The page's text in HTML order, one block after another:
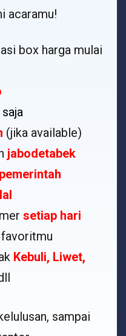
acaramu!
box harga mulai
saja
(jika available)
jabodetabek
setiap hari
favoritmu
Kebuli, Liwet,
sampai